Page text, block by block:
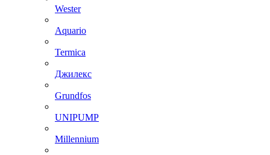
Wester
Aquario
Termica
Джилекс
Grundfos
UNIPUMP
Millennium